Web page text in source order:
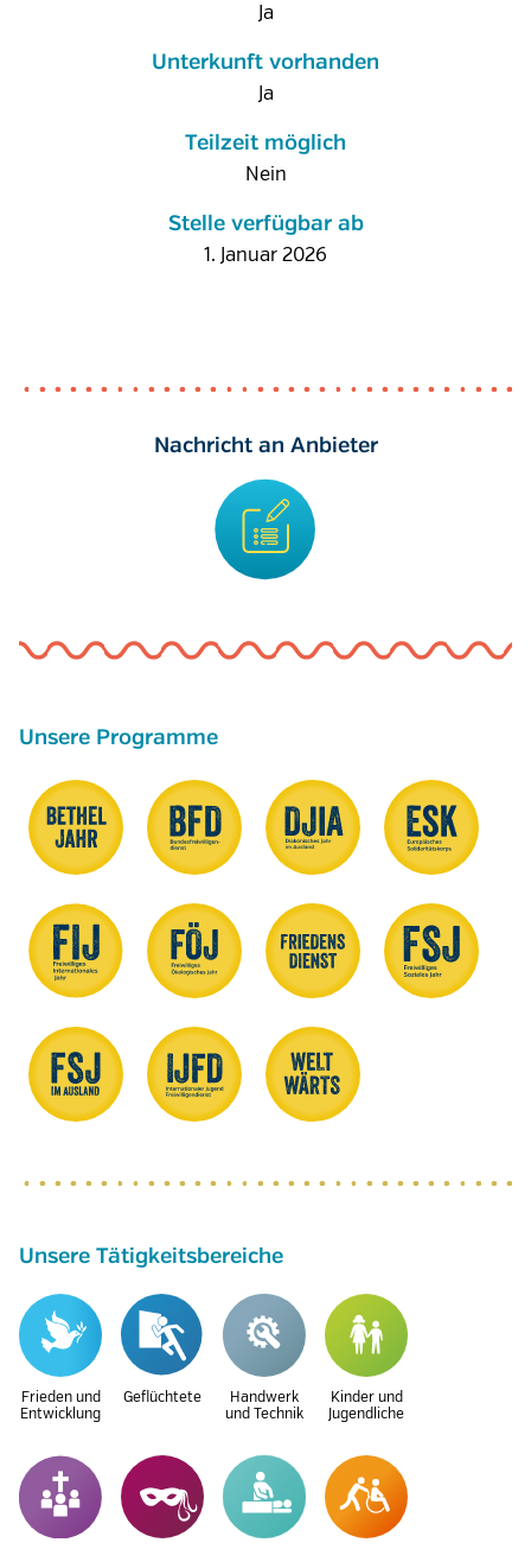
Ja
Unterkunft vorhanden
Ja
Teilzeit möglich
Nein
Stelle verfügbar ab
1. Januar 2026
Nachricht an Anbieter
Unsere Programme
Unsere Tätigkeitsbereiche
Frieden und
Entwicklung
Geflüchtete
Handwerk
und Technik
Kinder und
Jugendliche